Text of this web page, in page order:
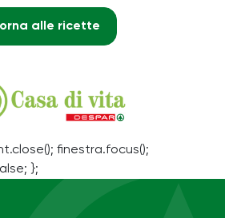
alle ricette
finestra.focus();
};